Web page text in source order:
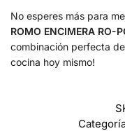
No esperes más para
ROMO ENCIMERA RO-
combinación perfecta
cocina hoy mismo!